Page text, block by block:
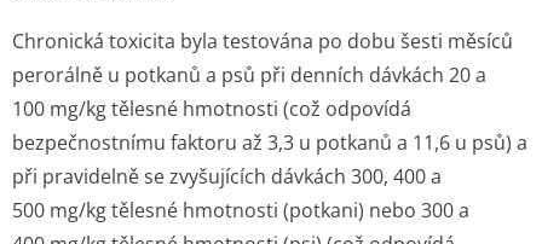
Chronická toxicita byla testována po dobu šesti měsíců
perorálně u potkanů a psů při denních dávkách 20 a
100 mg/kg tělesné hmotnosti (což odpovídá
bezpečnostnímu faktoru až 3,3 u potkanů a 11,6 u psů) a
při pravidelně se zvyšujících dávkách 300, 400 a
500 mg/kg tělesné hmotnosti (potkani) nebo 300 a